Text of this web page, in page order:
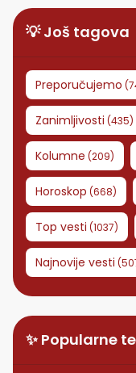
💡 Još tagova
Preporučujemo (
Zanimljivosti (435)
Kolumne (209)
Horoskop (668)
Top vesti (1037)
Najnovije vesti (
✨ Popularne